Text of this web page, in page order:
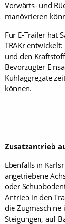
Vorwärts- und
manövrieren
Für E-Trailer hat
TRAKr
und den
Bevorzugter
Kühlaggregate
können.
Zusatzantrieb
Ebenfalls in
angetriebene
oder
Antrieb in den
die Zugmaschine
Steigungen, auf